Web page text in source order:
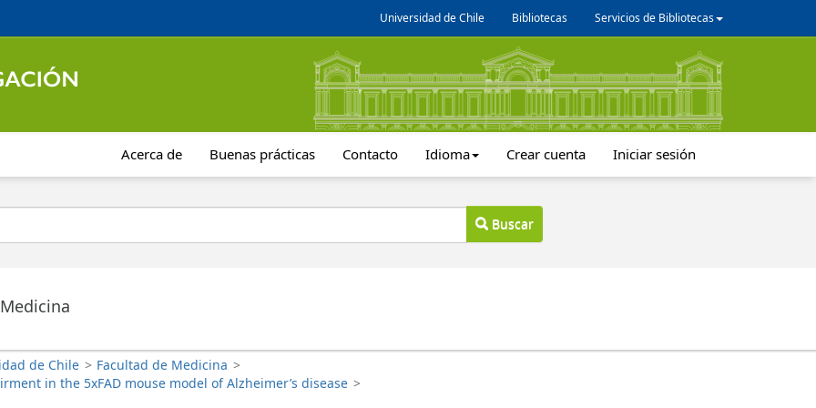
Universidad de Chile Bibliotecas Servicios de Bibliotecas
Acerca de Buenas prácticas Contacto Idioma Crear cuenta Iniciar sesión
Buscar
de Chile > Facultad de Medicina >
in the 5xFAD mouse model of Alzheimer’s disease >